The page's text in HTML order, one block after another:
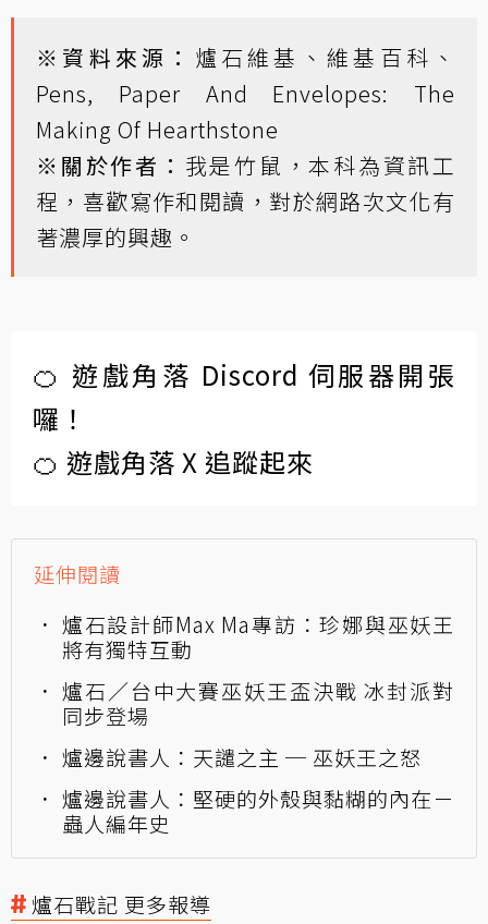
※資料來源： 爐石維基 、 維基百科 、
Pens, Paper And Envelopes: The
Making Of Hearthstone
※關於作者： 我是竹鼠，本科為資訊工
程，喜歡寫作和閱讀，對於網路次文化有
著濃厚的興趣。
🍊 遊戲角落 Discord 伺服器開張
囉！
🍊 遊戲角落 X 追蹤起來
延伸閱讀
爐石設計師Max Ma專訪：珍娜與巫妖王
將有獨特互動
爐石／台中大賽巫妖王盃決戰 冰封派對
同步登場
爐邊說書人：天譴之主 ─ 巫妖王之怒
爐邊說書人：堅硬的外殼與黏糊的內在－
蟲人編年史
爐石戰記 更多報導